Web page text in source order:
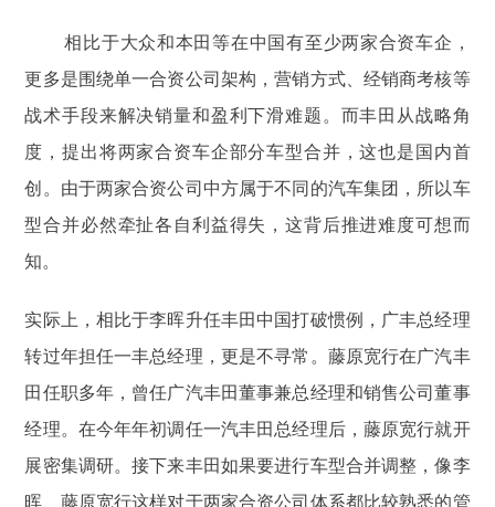
相比于大众和本田等在中国有至少两家合资车企，
更多是围绕单一合资公司架构，营销方式、经销商考核等
战术手段来解决销量和盈利下滑难题。而丰田从战略角
度，提出将两家合资车企部分车型合并，这也是国内首
创。由于两家合资公司中方属于不同的汽车集团，所以车
型合并必然牵扯各自利益得失，这背后推进难度可想而
知。
实际上，相比于李晖升任丰田中国打破惯例，广丰总经理
转过年担任一丰总经理，更是不寻常。藤原宽行在广汽丰
田任职多年，曾任广汽丰田董事兼总经理和销售公司董事
经理。在今年年初调任一汽丰田总经理后，藤原宽行就开
展密集调研。接下来丰田如果要进行车型合并调整，像李
晖、藤原宽行这样对于两家合资公司体系都比较熟悉的管